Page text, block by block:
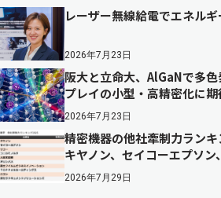
レーザー無線給電でエネル
2026年7月23日
阪大と立命大、AlGaNで多
プレイの小型・高精密化に期
2026年7月23日
精密機器の他社牽制力ラン
キヤノン、セイコーエプソン
2026年7月29日